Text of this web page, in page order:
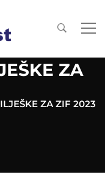
ZA
ZA ZIF 2023